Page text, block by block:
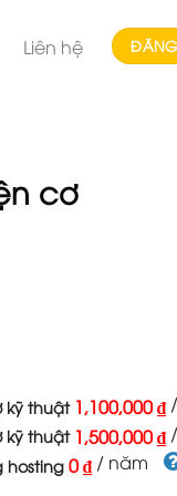
Liên hệ
cơ
kỹ thuật 1,100,000 ₫
kỹ thuật 1,500,000 ₫
hosting 0 ₫ / năm